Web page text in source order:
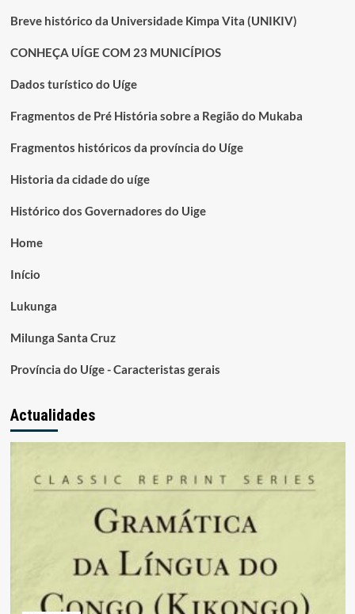
Breve histórico da Universidade Kimpa Vita (UNIKIV)
CONHEÇA UÍGE COM 23 MUNICÍPIOS
Dados turístico do Uíge
Fragmentos de Pré História sobre a Região do Mukaba
Fragmentos históricos da província do Uíge
Historia da cidade do uíge
Histórico dos Governadores do Uige
Home
Início
Lukunga
Milunga Santa Cruz
Província do Uíge - Caracteristas gerais
Actualidades